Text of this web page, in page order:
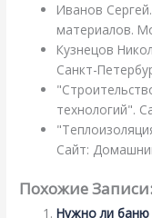
Иванов
материалов.
Кузнецов
Санкт-
технологий".
Сайт:
Похожие Записи:
Нужно ли баню